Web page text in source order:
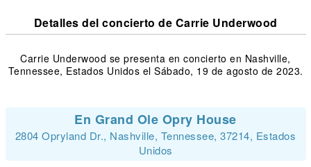
Detalles del concierto de Carrie Underwood
Carrie Underwood se presenta en concierto en Nashville,
Tennessee, Estados Unidos el Sábado, 19 de agosto de 2023.
En Grand Ole Opry House
2804 Opryland Dr., Nashville, Tennessee, 37214, Estados
Unidos